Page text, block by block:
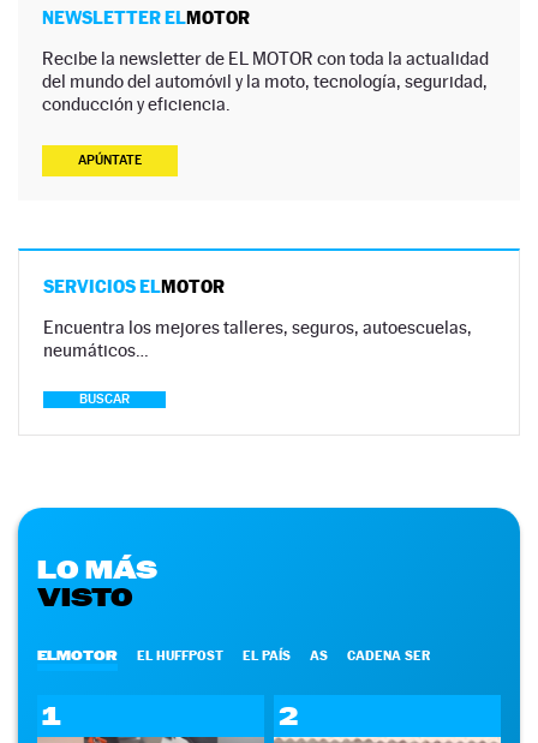
NEWSLETTER ELMOTOR
Recibe la newsletter de EL MOTOR con toda la actualidad
del mundo del automóvil y la moto, tecnología, seguridad,
conducción y eficiencia.
APÚNTATE
SERVICIOS ELMOTOR
Encuentra los mejores talleres, seguros, autoescuelas,
neumáticos…
BUSCAR
LO MÁS
VISTO
ELMOTOR EL HUFFPOST EL PAÍS AS CADENA SER
1 2